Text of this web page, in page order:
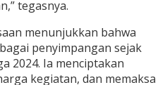
tegasnya.
menunjukkan bahwa
penyimpangan sejak
2024. Ia menciptakan
kegiatan, dan memaksa